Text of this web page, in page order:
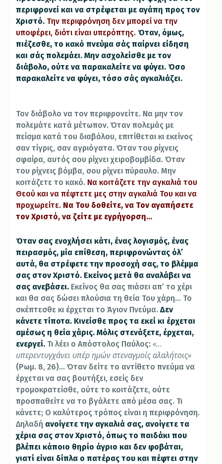
περιφρονεί και να στρέφεται με αγάπη προς τον
Χριστό. Την περιφρόνηση δεν μπορεί να την
υποφέρει, διότι είναι υπερόπτης. Όταν, όμως,
πιέζεσθε, το κακό πνεύμα σάς παίρνει είδηση
και σάς πολεμάει. Μην ασχολείσθε με τον
διάβολο, ούτε να παρακαλείτε να φύγει. Όσο
παρακαλείτε να φύγει, τόσο σάς αγκαλιάζει.
Τον διάβολο να τον περιφρονείτε. Να μην τον
πολεμάτε κατά μέτωπον. Όταν πολεμάς με
πείσμα κατά του διαβόλου, επιτίθεται κι εκείνος
σαν τίγρις, σαν αγριόγατα. Όταν του ρίχνεις
σφαίρα, αυτός σου ρίχνει χειροβομβίδα. Όταν
του ρίχνεις βόμβα, σου ρίχνει πύραυλο. Μην
κοιτάζετε το κακό. Να κοιτάζετε την αγκαλιά του
Θεού και να πέφτετε μες στην αγκαλιά Του και να
προχωρείτε. Να Του δοθείτε, να Τον αγαπήσετε
τον Χριστό, να ζείτε με εγρήγορση…
Όταν σας ενοχλήσει κάτι, ένας λογισμός, ένας
πειρασμός, μία επίθεση, περιφρονώντας όλ’
αυτά, θα στρέφετε την προσοχή σας, το βλέμμα
σας στον Χριστό. Εκείνος μετά θα αναλάβει να
σας ανεβάσει. Εκείνος θα σας πιάσει απ’ το χέρι
και θα σας δώσει πλούσια τη θεία Του χάρη… Το
σκέπτεσθε κι έρχεται το Άγιον Πνεύμα.Δεν
κάνετε τίποτα. Κινείσθε προς τα εκεί κι έρχεται
αμέσως η θεία χάρις. Μόλις στενάξετε, έρχεται,
ενεργεί. Τι λέει ο Απόστολος Παύλος:«…
υπερεντυγχάνει υπέρ ημών στεναγμοίς αλαλήτοις»
(Ρωμ. 8, 26)… Όταν δείτε το αντίθετο πνεύμα να
έρχεται να σας βουτήξει, εσείς δεν
τρομοκρατείσθε, ούτε το κοιτάζετε, ούτε
προσπαθείτε να το βγάλετε από μέσα σας. Τι
κάνετε; Ο καλύτερος τρόπος είναι η περιφρόνηση.
Δηλαδή ανοίγετε την αγκαλιά σας, ανοίγετε τα
χέρια σας στον Χριστό, όπως το παιδάκι που
βλέπει κάποιο θηρίο άγριο και δεν φοβάται,
γιατί είναι δίπλα ο πατέρας του και πέφτει στην